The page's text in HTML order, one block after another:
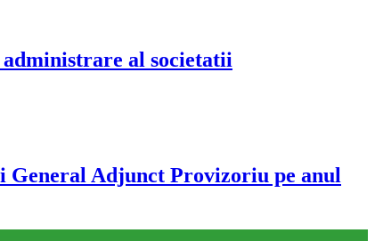
al societatii
Adjunct Provizoriu pe anul